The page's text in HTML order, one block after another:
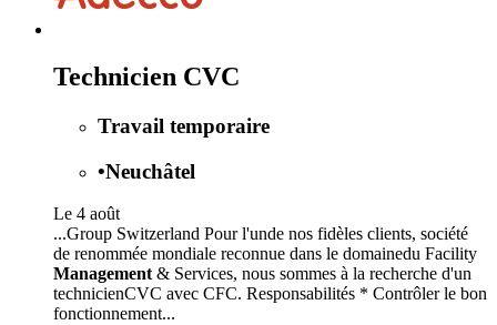
Technicien CVC
Travail temporaire
•Neuchâtel
Le 4 août
...Group Switzerland Pour l'unde nos fidèles clients, société
de renommée mondiale reconnue dans le domainedu Facility
Management & Services, nous sommes à la recherche d'un
technicienCVC avec CFC. Responsabilités * Contrôler le bon
fonctionnement...